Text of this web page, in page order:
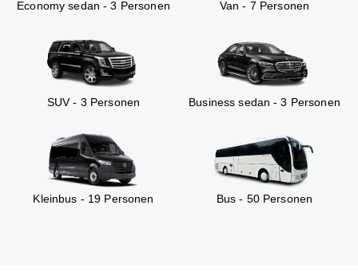
Economy sedan - 3 Personen Van - 7 Personen
SUV - 3 Personen Business sedan - 3 Personen
Kleinbus - 19 Personen Bus - 50 Personen